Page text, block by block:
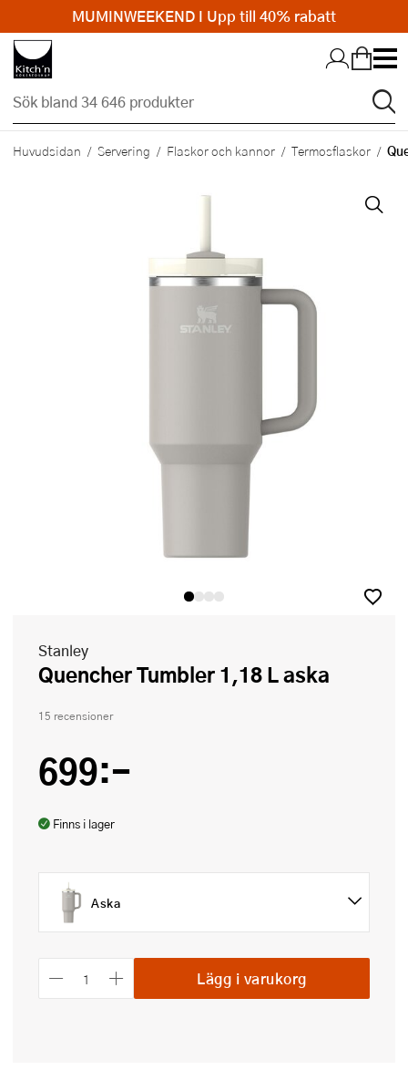
Hopp till huvudinnehållet
Huvudsidan Servering Flaskor och kannor Termosflaskor
Stanley
Quencher Tumbler 1,18 L aska
15 recensioner
699:-
Finns i lager
Aska
Lägg i varukorg
MUMINWEEKEND I Upp till 40% rabatt